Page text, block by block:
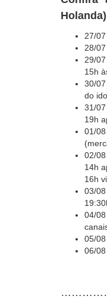
27/
28/
29/
15h
30/
do
31/
19h
01/
02/
14h
16h
03/
04/
05/
06/